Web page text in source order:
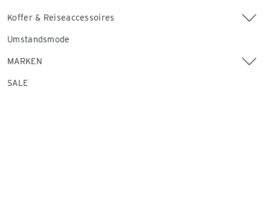
Koffer & Reiseaccessoires
Umstandsmode
MARKEN
SALE